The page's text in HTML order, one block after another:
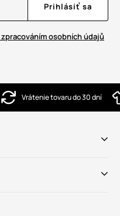
Prihlásiť sa
osobních údajů
Vrátenie tovaru do 30 dní